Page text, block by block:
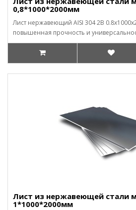
0,8*1000*2000мм
Лист нержавеющий AISI 304 2B
повышенная прочность и
Лист из нержавеющей стали
1*1000*2000мм